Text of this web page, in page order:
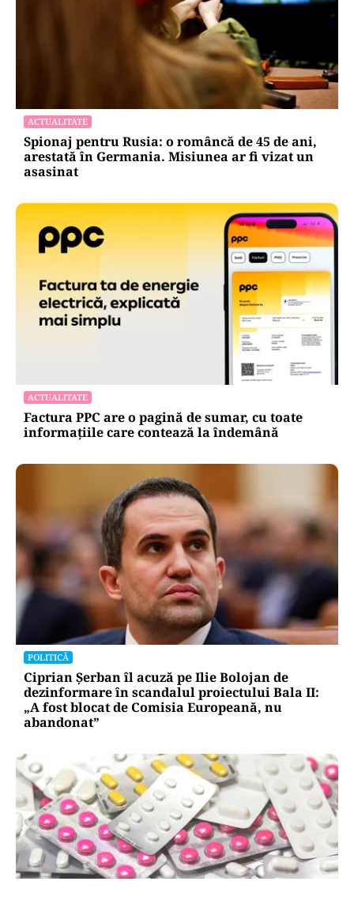
ACTUALITATE
Spionaj pentru Rusia: o româncă de 45 de ani,
arestată în Germania. Misiunea ar fi vizat un
asasinat
ACTUALITATE
Factura PPC are o pagină de sumar, cu toate
informațiile care contează la îndemână
POLITICĂ
Ciprian Șerban îl acuză pe Ilie Bolojan de
dezinformare în scandalul proiectului Bala II:
„A fost blocat de Comisia Europeană, nu
abandonat”